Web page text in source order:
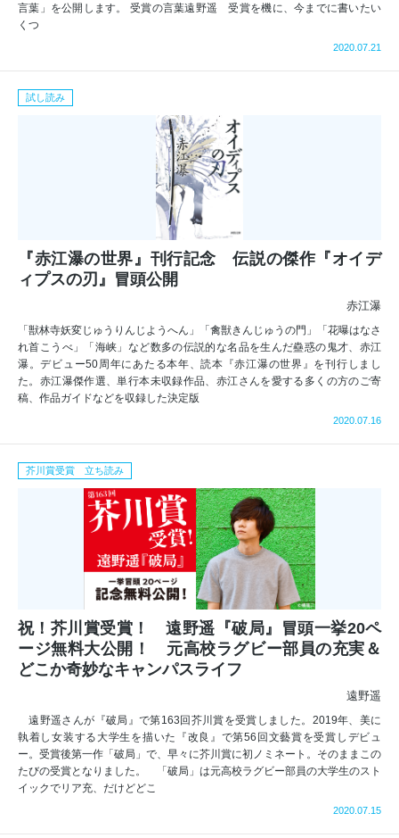
言葉」を公開します。 受賞の言葉遠野遥 受賞を機に、今までに書いたい
くつ
2020.07.21
試し読み
『赤江瀑の世界』刊行記念 伝説の傑作『オイデ
ィプスの刃』冒頭公開
赤江瀑
「獣林寺妖変じゅうりんじようへん」「禽獣きんじゅうの門」「花曝はなさ
れ首こうべ」「海峡」など数多の伝説的な名品を生んだ蠱惑の鬼才、赤江
瀑。デビュー50周年にあたる本年、読本『赤江瀑の世界』を刊行しまし
た。赤江瀑傑作選、単行本未収録作品、赤江さんを愛する多くの方のご寄
稿、作品ガイドなどを収録した決定版
2020.07.16
芥川賞受賞 立ち読み
祝！芥川賞受賞！ 遠野遥『破局』冒頭一挙20ペ
ージ無料大公開！ 元高校ラグビー部員の充実＆
どこか奇妙なキャンパスライフ
遠野遥
遠野遥さんが『破局』で第163回芥川賞を受賞しました。2019年、美に
執着し女装する大学生を描いた『改良』で第56回文藝賞を受賞しデビュ
ー。受賞後第一作「破局」で、早々に芥川賞に初ノミネート。そのままこの
たびの受賞となりました。 「破局」は元高校ラグビー部員の大学生のスト
イックでリア充、だけどどこ
2020.07.15